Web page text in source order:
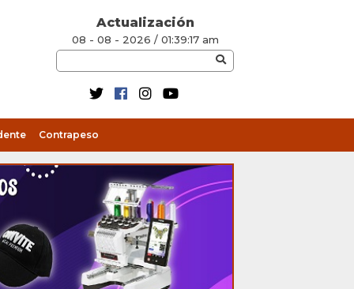
Actualización
08 - 08 - 2026 / 01:39:17 am
Contrapeso